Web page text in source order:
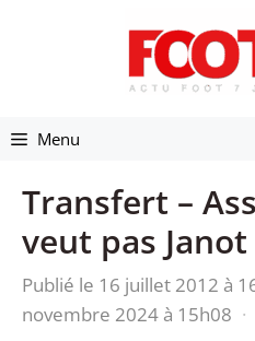
Menu
Transfert –
veut pas Janot
Publié le 16 juillet 2012 à
novembre 2024 à 15h08 ·